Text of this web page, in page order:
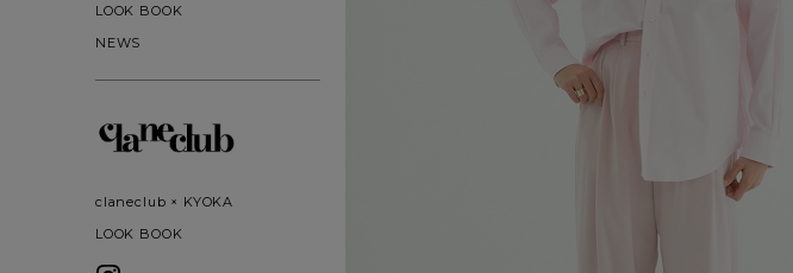
LOOK BOOK
NEWS
claneclub × KYOKA
LOOK BOOK